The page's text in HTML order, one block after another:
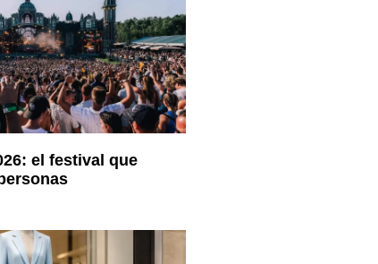
el festival que